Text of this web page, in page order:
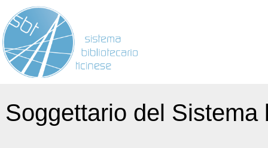
Soggettario del